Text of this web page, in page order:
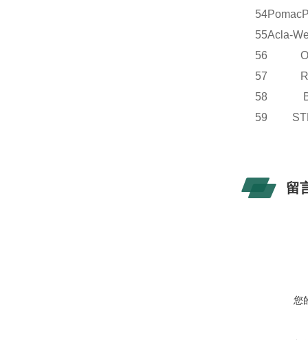
54Pomac
55Acla-
56
57
58
59
留
您